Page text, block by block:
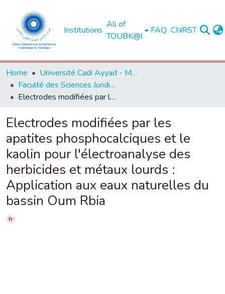
Institutions
All of
TOUBK@l
FAQ CNRST
Home
Université Cadi Ayyad - Marrakech
Faculté des Sciences Juridiques, Economiques et Sociales - Marrakech
Electrodes modifiées par les apatites phosphocalciques et le kaolin pour l'électroanalyse des herbicides et métaux lourds : Application aux eaux naturelles du bassin Oum Rbia
Electrodes modifiées par les
apatites phosphocalciques et le
kaolin pour l'électroanalyse des
herbicides et métaux lourds :
Application aux eaux naturelles du
bassin Oum Rbia
fr